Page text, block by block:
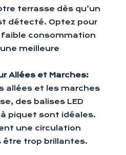
terrasse dès qu’un
détecté. Optez pour
faible consommation
meilleure
Allées et Marches:
allées et les marches
des balises LED
piquet sont idéales.
une circulation
être trop brillantes.